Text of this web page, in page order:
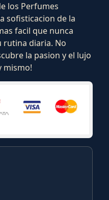
los Perfumes
sofisticacion de la
facil que nunca
rutina diaria. No
la pasion y el lujo
mismo!